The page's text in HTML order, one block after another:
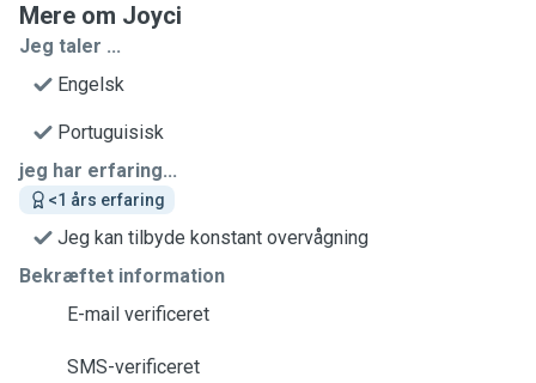
Mere om Joyci
Jeg taler ...
Engelsk
Portuguisisk
jeg har erfaring...
<1 års erfaring
Jeg kan tilbyde konstant overvågning
Bekræftet information
E-mail verificeret
SMS-verificeret